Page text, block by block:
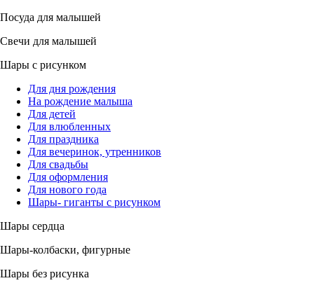
Посуда для малышей
Свечи для малышей
Шары с рисунком
Для дня рождения
На рождение малыша
Для детей
Для влюбленных
Для праздника
Для вечеринок, утренников
Для свадьбы
Для оформления
Для нового года
Шары- гиганты с рисунком
Шары сердца
Шары-колбаски, фигурные
Шары без рисунка